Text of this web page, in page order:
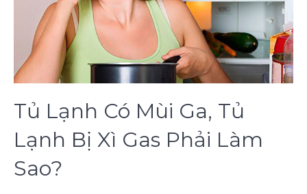
Tủ Lạnh Có Mùi Ga, Tủ
Lạnh Bị Xì Gas Phải Làm
Sao?